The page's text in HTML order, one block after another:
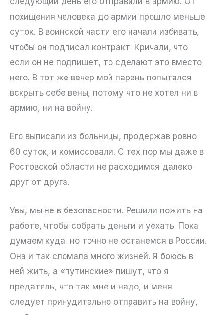
похищения человека до армии прошло меньше
суток. В воинской части его начали избивать,
чтобы он подписал контракт. Кричали, что
если он не подпишет, то сделают это вместо
него. В тот же вечер мой парень попытался
вскрыть себе вены, потому что не хотел ни в
армию, ни на войну.
Его выписали из больницы, продержав ровно
60 суток, и комиссовали. С тех пор мы даже в
Ростовской области не расходимся далеко
друг от друга.
Увы, мы не в безопасности. Решили пожить на
работе, чтобы собрать деньги и уехать. Пока
думаем куда, но точно не останемся в России.
Она и так сломала много жизней. Я боюсь в
ней жить, а «путинские» пишут, что я
предатель, что так мне и надо, и меня
следует принудительно отправить на войну,